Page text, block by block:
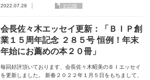
2022.07.28 その他
会長佐々木エッセイ更新：「ＢＩＰ創
業１５周年記念 ２８５号 恒例！年末
年始にお薦めの本２０冊」
毎回好評頂いております、会長佐々木昭美のＢＩエッセイ
を更新しました。 新春２０２２年１月５日をもちまして、